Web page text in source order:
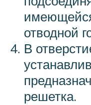
отводной
В
решетка.